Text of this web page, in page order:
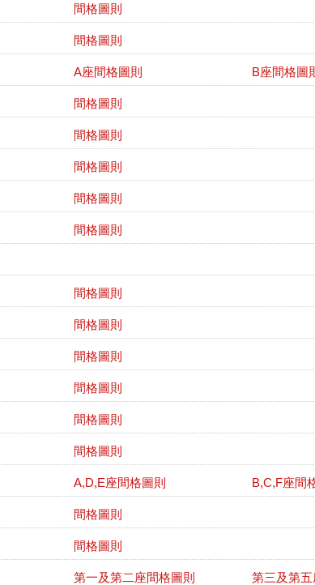
間格圖則
間格圖則
A座間格圖則
B座間格圖
間格圖則
間格圖則
間格圖則
間格圖則
間格圖則
間格圖則
間格圖則
間格圖則
間格圖則
間格圖則
間格圖則
A,D,E座間格圖則
B,C,F座間
間格圖則
間格圖則
第一及第二座間格圖則
第三及第